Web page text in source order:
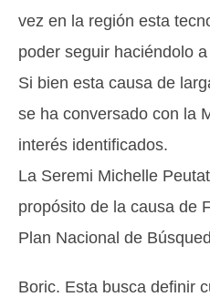
vez en la región esta
poder seguir haciéndolo
Si bien esta causa de
se ha conversado con la
interés identificados.
La Seremi Michelle
propósito de la causa de
Plan Nacional de
Boric. Esta busca definir